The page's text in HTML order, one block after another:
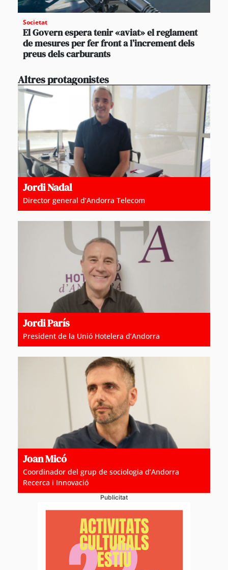
Societat
El Govern espera tenir «aviat» el reglament
de mesures per fer front a l’increment dels
preus dels carburants
Altres protagonistes
Jordi Nadal
Director general d’Andorra Telecom
Jordi París
President de la Unió Hotelera d’Andorra
Joan Micó
Coordinador del grup de sociologia d’Andorra
Recerca i Innovació
Publicitat